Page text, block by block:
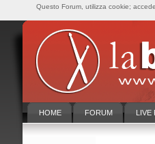
HOME FORUM LIVE
Questo Forum, utilizza cookie;